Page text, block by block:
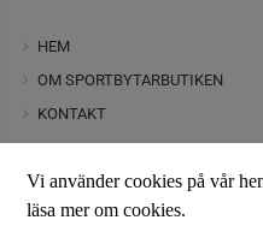
HEM
OM SPORTBYTARBUTIKEN
KONTAKT
FAQ
JOBB
ALLMÄNNA VILLKOR
Vi använder cookies på vår
läsa mer om cookies.